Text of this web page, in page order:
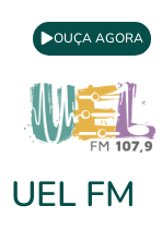
OUÇA AGORA
UEL FM